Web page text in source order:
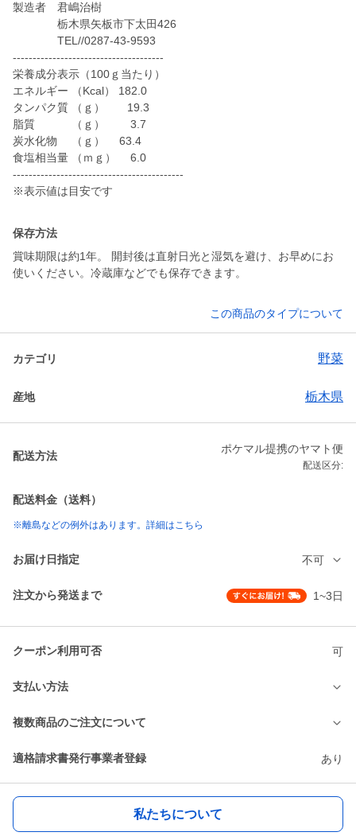
製造者 君嶋治樹
栃木県矢板市下太田426
TEL//0287-43-9593
--------------------------------------
栄養成分表示（100ｇ当たり）
エネルギー （Kcal） 182.0
タンパク質 （ｇ） 19.3
脂質 （ｇ） 3.7
炭水化物 （ｇ） 63.4
食塩相当量 （ｍｇ） 6.0
-------------------------------------------
保存方法
賞味期限は約1年。 開封後は直射日光と湿気を避け、お早めにお
使いください。冷蔵庫などでも保存できます。
この商品のタイプについて
カテゴリ 野菜
産地 栃木県
配送方法
ポケマル提携のヤマト便
配送区分:
配送料金（送料）
※離島などの例外はあります。詳細はこちら
お届け日指定 不可
注文から発送まで 1~3日
クーポン利用可否 可
支払い方法
複数商品のご注文について
適格請求書発行事業者登録 あり
私たちについて